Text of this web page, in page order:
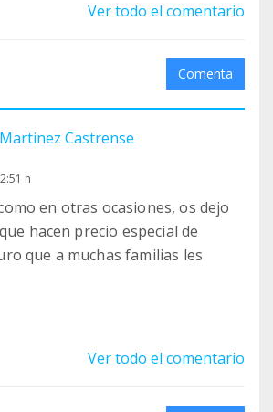
ClinicaVeterinariaAyor
veterinariosgodelleta/
Ver todo el comentario
Comenta
Castrense
h
en otras ocasiones, os dejo
hacen precio especial de
que a muchas familias les
DE ESTERILIZACIÓN EN
para particulares)Ver todo el comentario